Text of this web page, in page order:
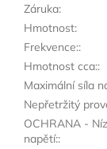
Záruka:
Hmotnost:
Frekvence::
Hmotnost cca::
Maximální síla
Nepřetržitý
OCHRANA -
napětí::